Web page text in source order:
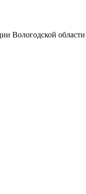
Вологодской области